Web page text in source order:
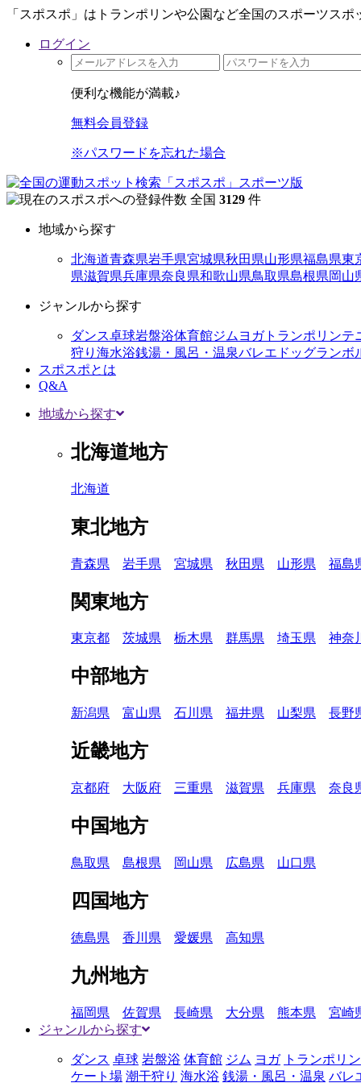
「スポスポ」はトランポリンや公園など全国のスポーツス
ログイン
便利な機能が満載♪
無料会員登録
※パスワードを忘れた場合
全国 3129 件
地域から探す
北海道青森県岩手県宮城県秋田県山形県福島県東
県滋賀県兵庫県奈良県和歌山県鳥取県島根県岡山
ジャンルから探す
ダンス卓球岩盤浴体育館ジム ヨガトランポリンテ
狩り 海水浴銭湯・風呂・温泉バレエ ドッグランボ
スポスポとは
Q&A
地域から探す
北海道地方
北海道
東北地方
青森県 岩手県 宮城県 秋田県 山形県 福島
関東地方
東京都 茨城県 栃木県 群馬県 埼玉県 神奈
中部地方
新潟県 富山県 石川県 福井県 山梨県 長野
近畿地方
京都府 大阪府 三重県 滋賀県 兵庫県 奈良
中国地方
鳥取県 島根県 岡山県 広島県 山口県
四国地方
徳島県 香川県 愛媛県 高知県
九州地方
福岡県 佐賀県 長崎県 大分県 熊本県 宮崎
ジャンルから探す
ダンス 卓球 岩盤浴 体育館 ジム ヨガ トランポリン
ケート場 潮干狩り 海水浴 銭湯・風呂・温泉 バレ